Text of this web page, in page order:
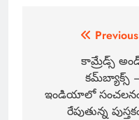
కామ్రేడ్స్
కమ్‌బ్యాక్స్
ఇండియాలో
రేపుతున్న